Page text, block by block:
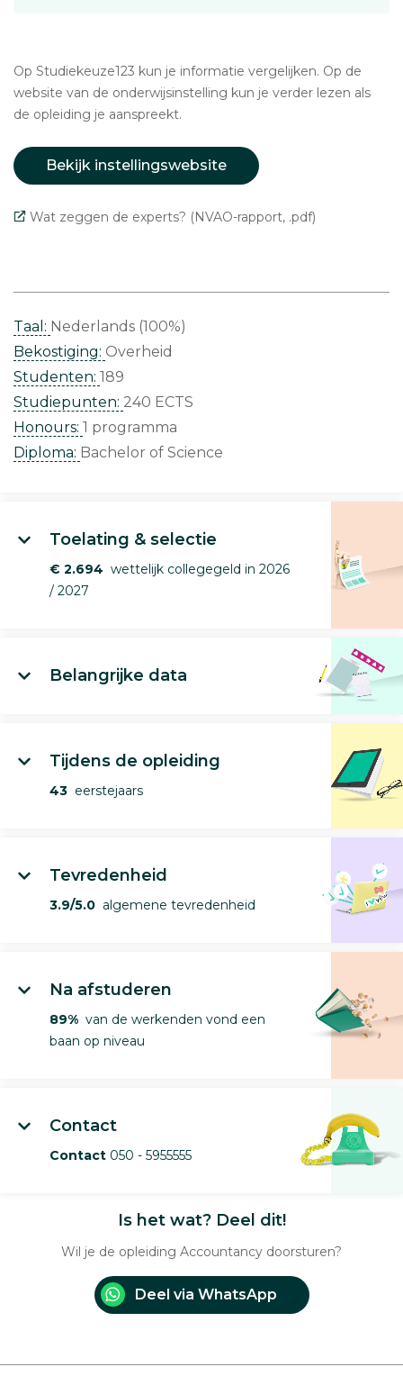
Op Studiekeuze123 kun je informatie vergelijken. Op de
website van de onderwijsinstelling kun je verder lezen als
de opleiding je aanspreekt.
Bekijk instellingswebsite
Wat zeggen de experts? (NVAO-rapport, .pdf)
Taal: Nederlands (100%)
Bekostiging: Overheid
Studenten: 189
Studiepunten: 240 ECTS
Honours: 1 programma
Diploma: Bachelor of Science
Toelating & selectie
€ 2.694 wettelijk collegegeld in 2026
/ 2027
Belangrijke data
Tijdens de opleiding
43 eerstejaars
Tevredenheid
3.9/5.0 algemene tevredenheid
Na afstuderen
89% van de werkenden vond een
baan op niveau
Contact
Contact 050 - 5955555
Is het wat? Deel dit!
Wil je de opleiding Accountancy doorsturen?
Deel via WhatsApp